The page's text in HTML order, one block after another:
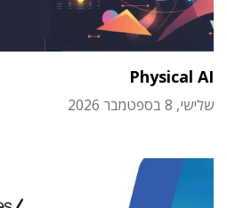
Physical AI
שלישי, 8 בספטמבר 2026